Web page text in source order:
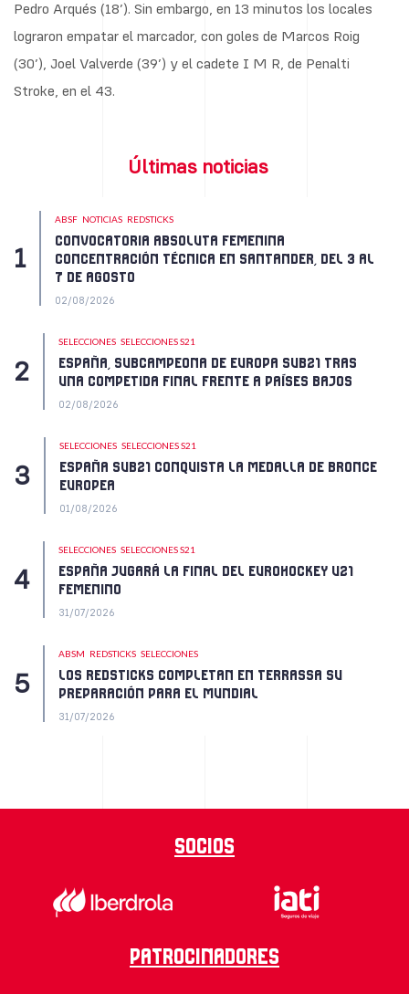
Pedro Arqués (18’). Sin embargo, en 13 minutos los locales
lograron empatar el marcador, con goles de Marcos Roig
(30’), Joel Valverde (39’) y el cadete I M R, de Penalti
Stroke, en el 43.
Últimas noticias
ABSF NOTICIAS REDSTICKS
CONVOCATORIA ABSOLUTA FEMENINA
CONCENTRACIÓN TÉCNICA EN SANTANDER, DEL 3 AL
7 DE AGOSTO
02/08/2026
SELECCIONES SELECCIONES S21
ESPAÑA, SUBCAMPEONA DE EUROPA SUB21 TRAS
UNA COMPETIDA FINAL FRENTE A PAÍSES BAJOS
02/08/2026
SELECCIONES SELECCIONES S21
ESPAÑA SUB21 CONQUISTA LA MEDALLA DE BRONCE
EUROPEA
01/08/2026
SELECCIONES SELECCIONES S21
ESPAÑA JUGARÁ LA FINAL DEL EUROHOCKEY U21
FEMENINO
31/07/2026
ABSM REDSTICKS SELECCIONES
LOS REDSTICKS COMPLETAN EN TERRASSA SU
PREPARACIÓN PARA EL MUNDIAL
31/07/2026
Socios
Patrocinadores